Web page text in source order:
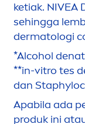
ketiak. NIVEA
sehingga
dermatologi
*Alcohol denat
**in-vitro tes
dan
Apabila ada
produk ini